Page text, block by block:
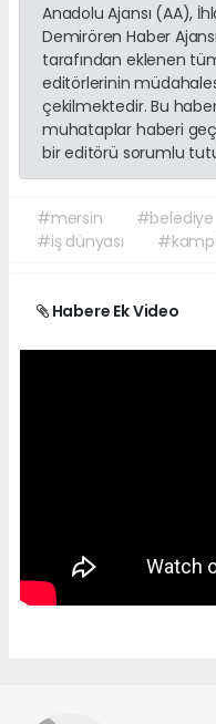
Anadolu Ajansı (AA),
Demirören Haber
tarafından eklenen
editörlerinin
çekilmektedir. Bu
muhataplar haberi
bir editörü sorumlu
#mersin #belediye
#iş dünyası
Habere Ek Video